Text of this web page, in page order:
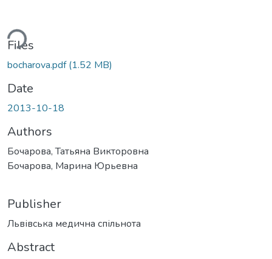
Files
bocharova.pdf(1.52 MB)
Date
2013-10-18
Authors
Бочарова, Татьяна Викторовна
Бочарова, Марина Юрьевна
Publisher
Львівська медична спільнота
Abstract